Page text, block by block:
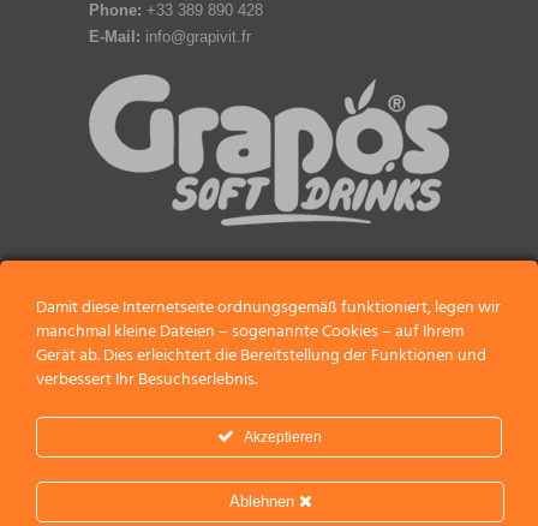
Phone: +33 389 890 428
E-Mail: info@grapivit.fr
Droit d'auteur|Termes d'utilisation|Juridique|
Empreinte|Plan du site
Done byHIRNSTATT
Damit diese Internetseite ordnungsgemäß funktioniert, legen wir
manchmal kleine Dateien – sogenannte Cookies – auf Ihrem
Gerät ab. Dies erleichtert die Bereitstellung der Funktionen und
verbessert Ihr Besuchserlebnis.
Akzeptieren
Ablehnen